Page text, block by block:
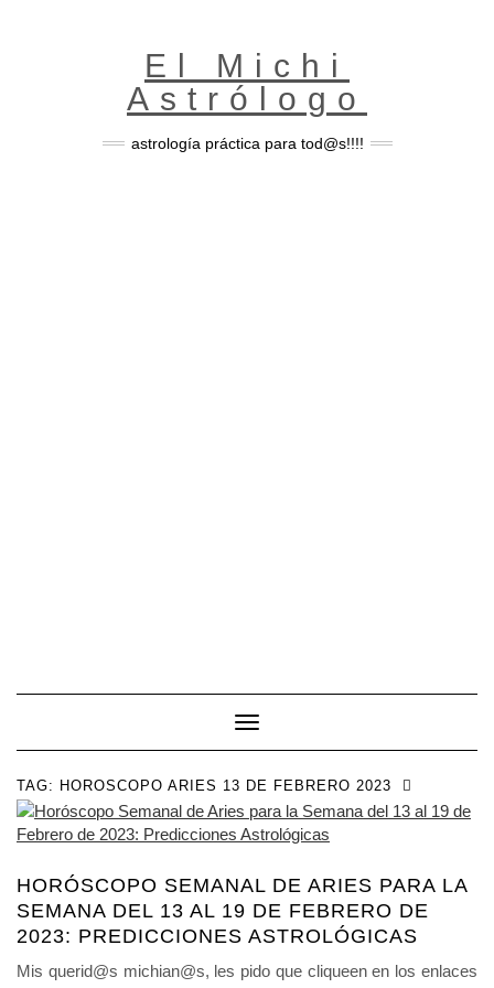
El Michi
Astrólogo
astrología práctica para tod@s!!!!
Toggle Navigation
TAG: HOROSCOPO ARIES 13 DE FEBRERO 2023
HORÓSCOPO SEMANAL DE ARIES PARA LA
SEMANA DEL 13 AL 19 DE FEBRERO DE
2023: PREDICCIONES ASTROLÓGICAS
Mis querid@s michian@s, les pido que cliqueen en los enlaces